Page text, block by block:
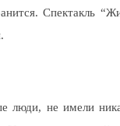
Спектакль
люди, не имели